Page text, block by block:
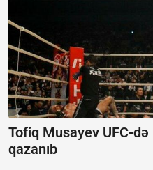
Tofiq Musayev UFC-
qazanıb